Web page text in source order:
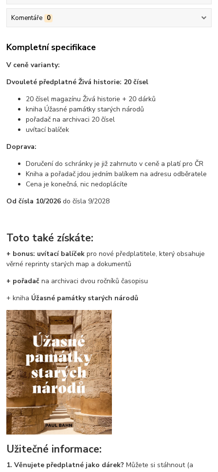
Komentáře 0
Kompletní specifikace
V ceně varianty:
Dvouleté předplatné Živá historie: 20 čísel
20 čísel magazínu Živá historie + 20 dárků
kniha Úžasné památky starých národů
pořadač na archivaci 20 čísel
uvítací balíček
Doprava:
Doručení do schránky je již zahrnuto v ceně a platí pro ČR
Kniha a pořadač jdou jedním balíkem na adresu odběratele
Cena je konečná, nic nedoplácíte
Odčísla 10/2026do čísla 9/2028
Toto také získáte:
+ bonus: uvítací balíčekpro nové předplatitele, který obsahuje
věrné reprinty starých map a dokumentů
+ pořadač na archivaci dvou ročníků časopisu
+ kniha Úžasné památky starých národů
Užitečné informace:
1. Věnujete předplatné jako dárek?Můžete si stáhnout (a